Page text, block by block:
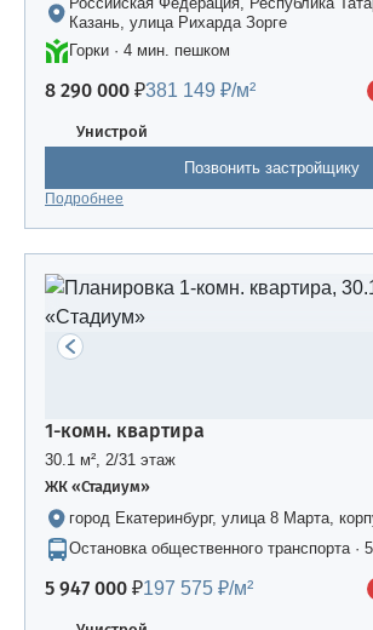
Казань, улица Рихарда Зорге
Горки · 4 мин. пешком
8 290 000 ₽381 149 ₽/м²
Унистрой
Позвонить застройщику
Подробнее
1-комн. квартира
30.1 м², 2/31 этаж
ЖК «Стадиум»
город Екатеринбург, улица 8 Марта,
Остановка общественного транспорта ·
5 947 000 ₽197 575 ₽/м²